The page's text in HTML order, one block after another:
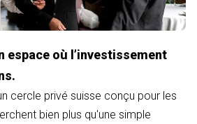
espace où l’investissement
cercle privé suisse conçu pour les
bien plus qu'une simple